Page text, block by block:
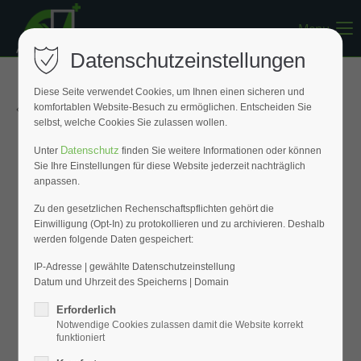
Register
Support
Lorem ipsum dolor sit amet:
24h/ 365days
Mon - Fri 8:00am - 5:00pm(GMT +1)
Get in touch
Cybersteel Inc.
Menu
« Zurück zur Übersicht
Datenschutzeinstellungen
Diese Seite verwendet Cookies, um Ihnen einen sicheren und
komfortablen Website-Besuch zu ermöglichen. Entscheiden Sie
selbst, welche Cookies Sie zulassen wollen.
Unter Datenschutz finden Sie weitere Informationen oder können
Sie Ihre Einstellungen für diese Website jederzeit nachträglich
anpassen.
Zu den gesetzlichen Rechenschaftspflichten gehört die
Einwilligung (Opt-In) zu protokollieren und zu archivieren. Deshalb
werden folgende Daten gespeichert:
IP-Adresse | gewählte Datenschutzeinstellung
Datum und Uhrzeit des Speicherns | Domain
Erforderlich
Notwendige Cookies zulassen damit die Website korrekt
funktioniert